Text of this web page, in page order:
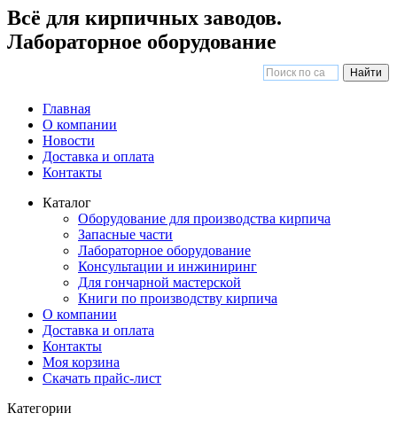
Всё для кирпичных заводов.
Лабораторное оборудование
Главная
О компании
Новости
Доставка и оплата
Контакты
Каталог
Оборудование для производства кирпича
Запасные части
Лабораторное оборудование
Консультации и инжиниринг
Для гончарной мастерской
Книги по производству кирпича
О компании
Доставка и оплата
Контакты
Моя корзина
Скачать прайс-лист
Категории